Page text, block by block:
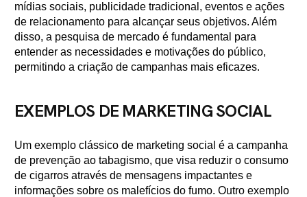
mídias sociais, publicidade tradicional, eventos e ações
de relacionamento para alcançar seus objetivos. Além
disso, a pesquisa de mercado é fundamental para
entender as necessidades e motivações do público,
permitindo a criação de campanhas mais eficazes.
EXEMPLOS DE MARKETING SOCIAL
Um exemplo clássico de marketing social é a campanha
de prevenção ao tabagismo, que visa reduzir o consumo
de cigarros através de mensagens impactantes e
informações sobre os malefícios do fumo. Outro exemplo